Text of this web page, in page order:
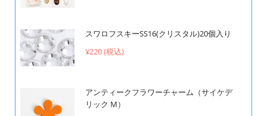
スワロフスキーSS16(クリスタル)20個入り
¥220 (税込)
アンティークフラワーチャーム（サイケデ
リック M）